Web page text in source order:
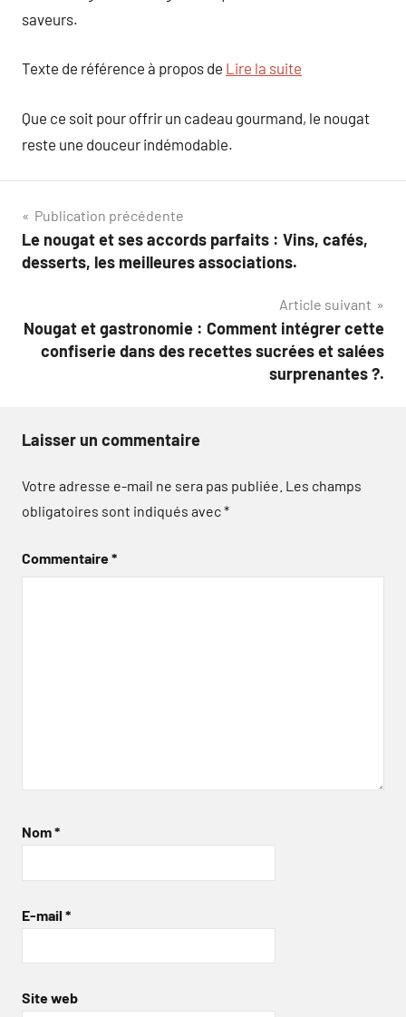
saveurs.
Texte de référence à propos de Lire la suite
Que ce soit pour offrir un cadeau gourmand, le nougat
reste une douceur indémodable.
Navigation
de
Publication précédente
Le nougat et ses accords parfaits : Vins, cafés,
desserts, les meilleures associations.
Article suivant
Nougat et gastronomie : Comment intégrer cette
confiserie dans des recettes sucrées et salées
surprenantes ?.
Laisser un commentaire
Votre adresse e-mail ne sera pas publiée. Les champs
obligatoires sont indiqués avec*
Commentaire*
Nom*
E-mail *
Site web